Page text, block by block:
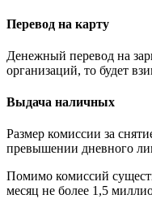
Перевод на карту
Денежный перевод на
организаций, то будет
Выдача наличных
Размер комиссии за
превышении дневного
Помимо комиссий
месяц не более 1,5